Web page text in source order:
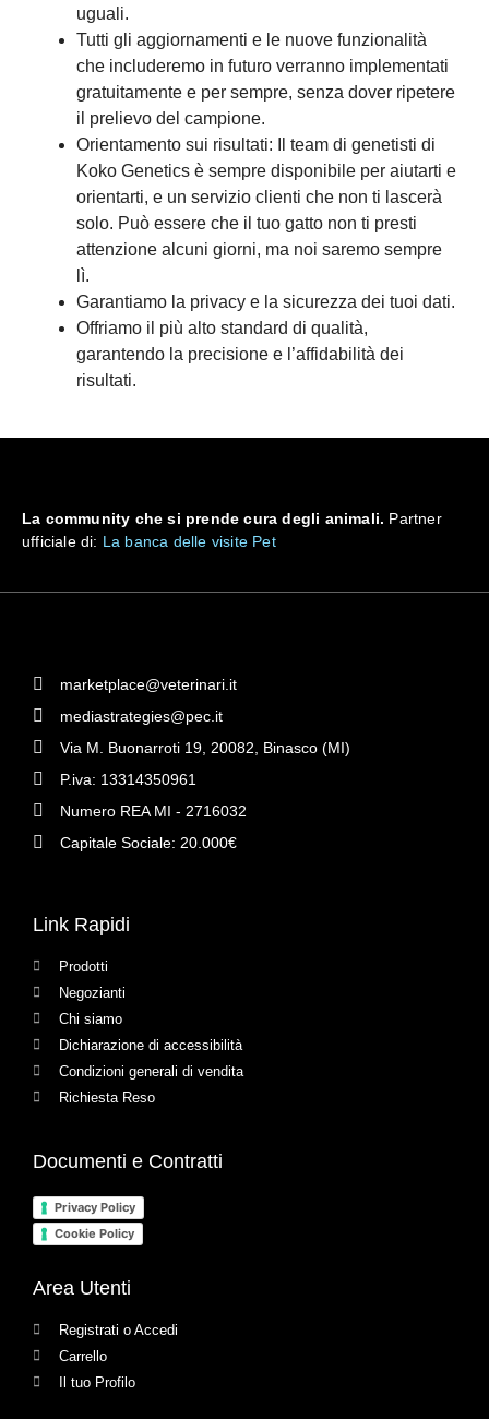
uguali.
Tutti gli aggiornamenti e le nuove funzionalità
che includeremo in futuro verranno implementati
gratuitamente e per sempre, senza dover ripetere
il prelievo del campione.
Orientamento sui risultati: Il team di genetisti di
Koko Genetics è sempre disponibile per aiutarti e
orientarti, e un servizio clienti che non ti lascerà
solo. Può essere che il tuo gatto non ti presti
attenzione alcuni giorni, ma noi saremo sempre
lì.
Garantiamo la privacy e la sicurezza dei tuoi dati.
Offriamo il più alto standard di qualità,
garantendo la precisione e l’affidabilità dei
risultati.
La community che si prende cura degli animali. Partner
ufficiale di: La banca delle visite Pet
marketplace@veterinari.it
mediastrategies@pec.it
Via M. Buonarroti 19, 20082, Binasco (MI)
P.iva: 13314350961
Numero REA MI - 2716032
Capitale Sociale: 20.000€
Link Rapidi
Prodotti
Negozianti
Chi siamo
Dichiarazione di accessibilità
Condizioni generali di vendita
Richiesta Reso
Documenti e Contratti
Privacy Policy
Cookie Policy
Area Utenti
Registrati o Accedi
Carrello
Il tuo Profilo